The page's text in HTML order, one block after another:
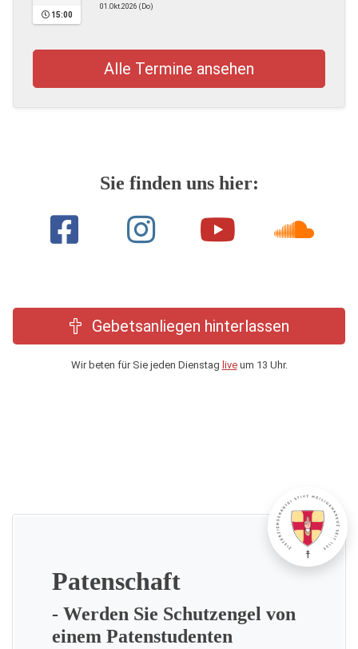
15:00
01.Okt.2026 (Do)
Alle Termine ansehen
Sie finden uns hier:
Gebetsanliegen hinterlassen
Wir beten für Sie jeden Dienstag liveum 13 Uhr.
Patenschaft
- Werden Sie Schutzengel von
einem Patenstudenten